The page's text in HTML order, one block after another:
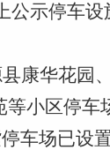
示停车
康华花园
等小区停车
车场已设